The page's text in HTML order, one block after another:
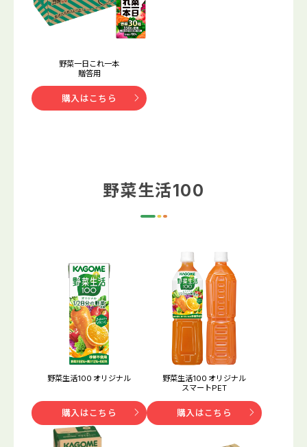
野菜一日これ一本
贈答用
購入はこちら
野菜生活100
野菜生活100 オリジナル
購入はこちら
野菜生活100 オリジナル
スマートPET
購入はこちら